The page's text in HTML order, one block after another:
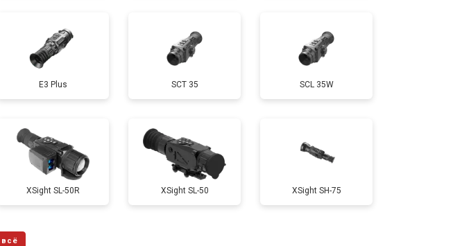
E3 Plus SCT 35 SCL 35W
XSight SL-50R XSight SL-50 XSight SH-75